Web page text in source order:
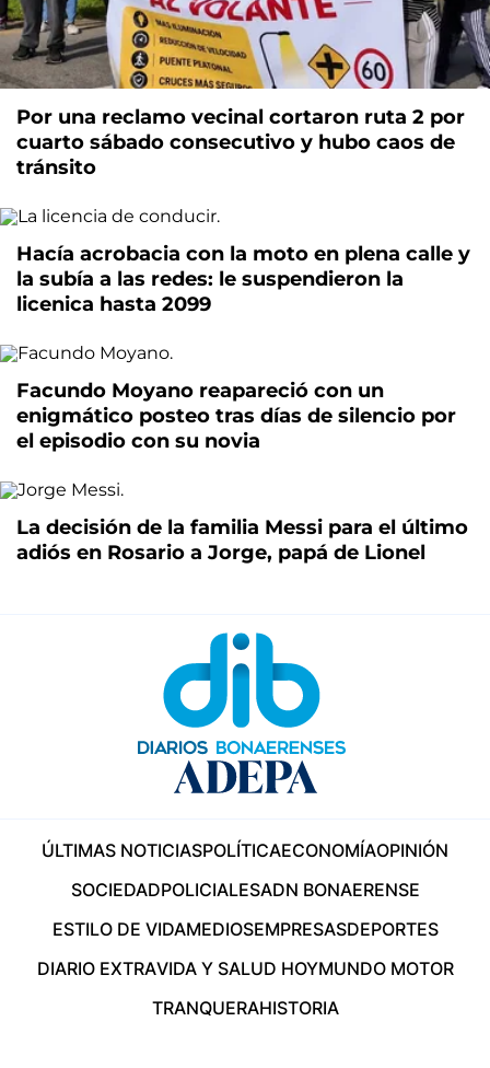
Por una reclamo vecinal cortaron ruta 2 por
cuarto sábado consecutivo y hubo caos de
tránsito
Hacía acrobacia con la moto en plena calle y
la subía a las redes: le suspendieron la
licenica hasta 2099
Facundo Moyano reapareció con un
enigmático posteo tras días de silencio por
el episodio con su novia
La decisión de la familia Messi para el último
adiós en Rosario a Jorge, papá de Lionel
ÚLTIMAS NOTICIASPOLÍTICAECONOMÍAOPINIÓN
SOCIEDADPOLICIALESADN BONAERENSE
ESTILO DE VIDAMEDIOSEMPRESASDEPORTES
DIARIO EXTRAVIDA Y SALUD HOYMUNDO MOTOR
TRANQUERAHISTORIA